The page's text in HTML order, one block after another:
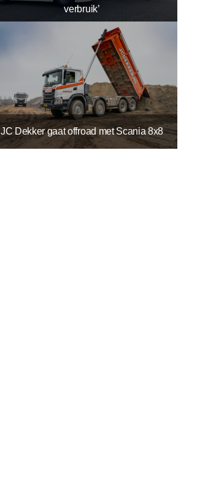
verbruik’
JC Dekker gaat offroad met Scania 8x8